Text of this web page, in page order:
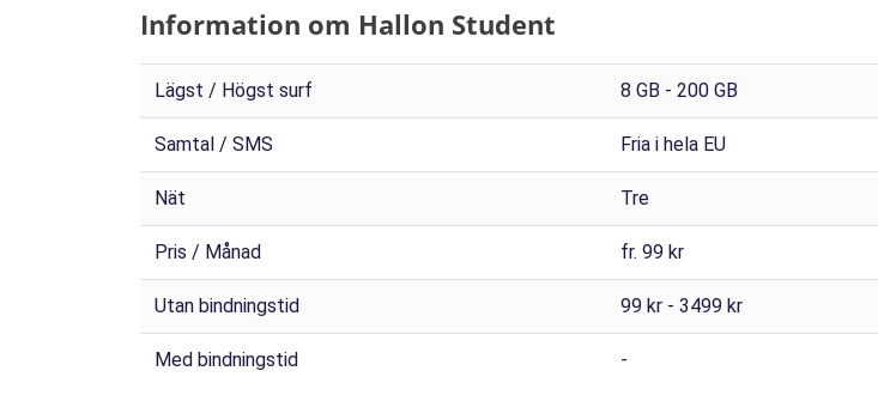
Information om Hallon Student
Lägst / Högst surf 8 GB - 200 GB
Samtal / SMS Fria i hela EU
Nät Tre
Pris / Månad fr. 99 kr
Utan bindningstid 99 kr - 3499 kr
Med bindningstid -